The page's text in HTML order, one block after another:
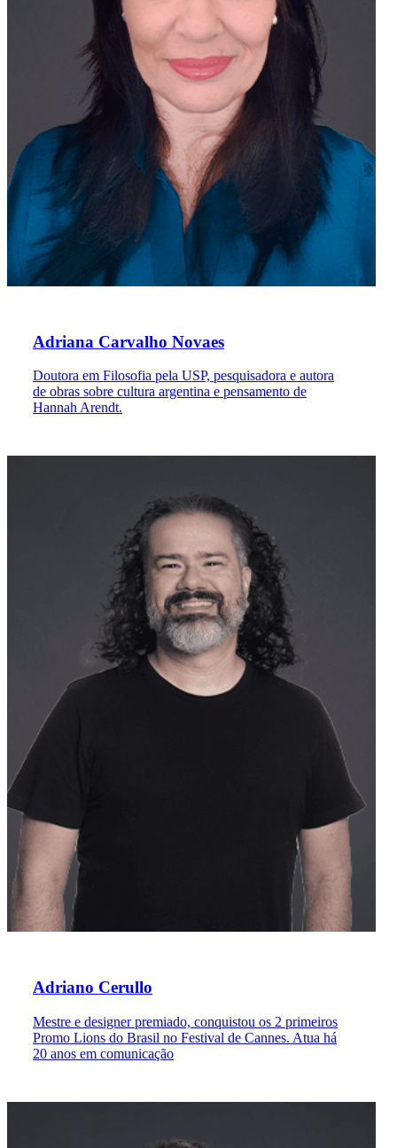
Adriana Carvalho Novaes
Doutora em Filosofia pela USP, pesquisadora e autora
de obras sobre cultura argentina e pensamento de
Hannah Arendt.
Adriano Cerullo
Mestre e designer premiado, conquistou os 2 primeiros
Promo Lions do Brasil no Festival de Cannes. Atua há
20 anos em comunicação